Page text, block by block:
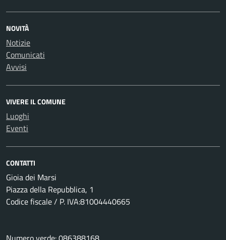
NOVITÀ
Notizie
Comunicati
Avvisi
VIVERE IL COMUNE
Luoghi
Eventi
CONTATTI
Gioia dei Marsi
Piazza della Repubblica, 1
Codice fiscale / P. IVA:81004440665